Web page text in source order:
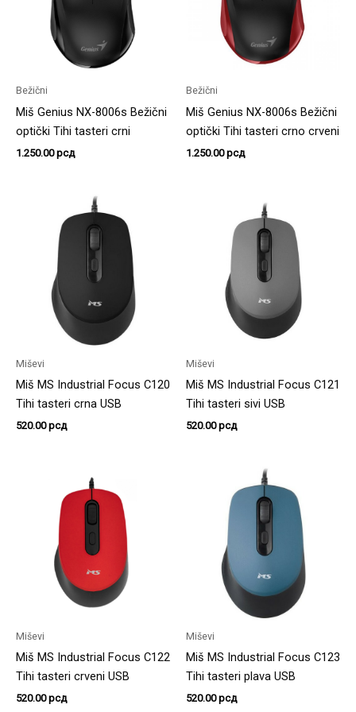
Bežični
Miš Genius NX-8006s Bežični
optički Tihi tasteri crni
1.250.00рсд
Bežični
Miš Genius NX-8006s Bežični
optički Tihi tasteri crno crveni
1.250.00рсд
Miševi
Miš MS Industrial Focus C120
Tihi tasteri crna USB
520.00рсд
Miševi
Miš MS Industrial Focus C121
Tihi tasteri sivi USB
520.00рсд
Miševi
Miš MS Industrial Focus C122
Tihi tasteri crveni USB
520.00рсд
Miševi
Miš MS Industrial Focus C123
Tihi tasteri plava USB
520.00рсд